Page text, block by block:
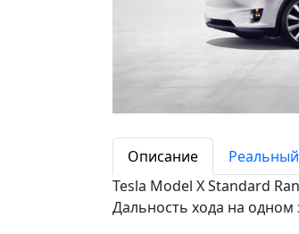
Описание
Tesla Model X Standard
Дальность хода на одном